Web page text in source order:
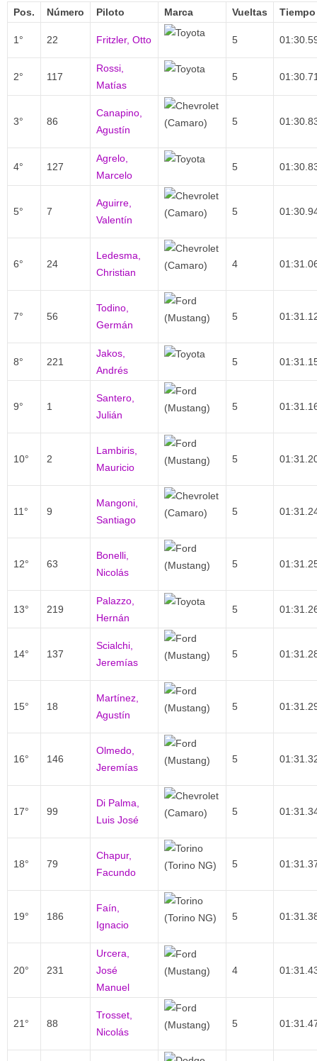
Pos. Número Piloto Marca Vueltas Tiempo
1° 22 Fritzler, Otto 5
2° 117
Rossi,
Matías
5
3° 86
Canapino,
Agustín
5
4° 127
Agrelo,
Marcelo
5
5° 7
Aguirre,
Valentín
5
6° 24
Ledesma,
Christian
4
7° 56
Todino,
Germán
5
8° 221
Jakos,
Andrés
5
9° 1
Santero,
Julián
5
10° 2
Lambiris,
Mauricio
5
11° 9
Mangoni,
Santiago
5
12° 63
Bonelli,
Nicolás
5
13° 219
Palazzo,
Hernán
5
14° 137
Scialchi,
Jeremías
5
15° 18
Martínez,
Agustín
5
16° 146
Olmedo,
Jeremías
5
17° 99
Di Palma,
Luis José
5
18° 79
Chapur,
Facundo
5
19° 186
Faín,
Ignacio
5
20° 231
Urcera,
José
Manuel
4
21° 88
Trosset,
Nicolás
5